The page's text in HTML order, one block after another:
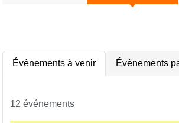
Évènements à venir Évènements
12 événements